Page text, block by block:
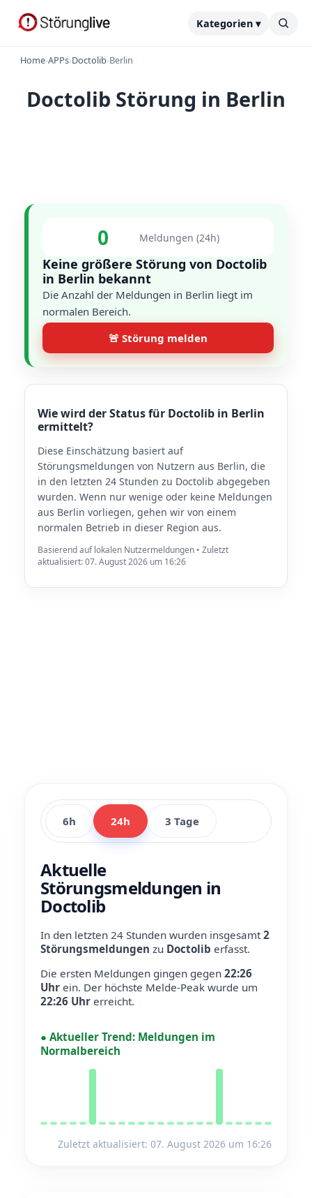
Kategorien ▾
Home›APPs›Doctolib›Berlin
Doctolib Störung in Berlin
0 Meldungen (24h)
Keine größere Störung von Doctolib
in Berlin bekannt
Die Anzahl der Meldungen in Berlin liegt im
normalen Bereich.
🚨 Störung melden
Wie wird der Status für Doctolib in Berlin
ermittelt?
Diese Einschätzung basiert auf
Störungsmeldungen von Nutzern aus Berlin, die
in den letzten 24 Stunden zu Doctolib abgegeben
wurden. Wenn nur wenige oder keine Meldungen
aus Berlin vorliegen, gehen wir von einem
normalen Betrieb in dieser Region aus.
Basierend auf lokalen Nutzermeldungen • Zuletzt
aktualisiert: 07. August 2026 um 16:26
6h 24h 3 Tage
Aktuelle
Störungsmeldungen in
Doctolib
In den letzten 24 Stunden wurden insgesamt2
Störungsmeldungen zu Doctolib erfasst.
Die ersten Meldungen gingen gegen 22:26
Uhr ein. Der höchste Melde-Peak wurde um
22:26 Uhr erreicht.
● Aktueller Trend: Meldungen im
Normalbereich
Zuletzt aktualisiert: 07. August 2026 um 16:26